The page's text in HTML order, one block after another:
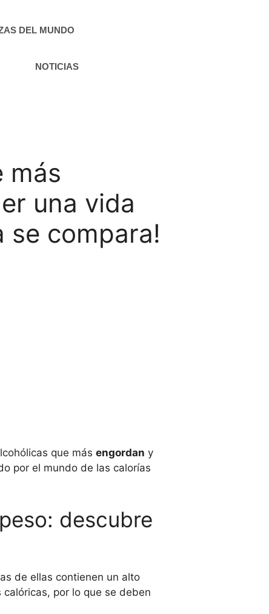
DEL MUNDO
NOTICIAS
más
una vida
se compara!
que más engordan y
por el mundo de las calorías
descubre
de ellas contienen un alto
por lo que se deben